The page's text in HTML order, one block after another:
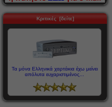
Κριτικές [δείτε]
Τα μόνα Ελληνικά χαρτάκια έχω μείνει
απόλυτα ευχαριστιμένος...